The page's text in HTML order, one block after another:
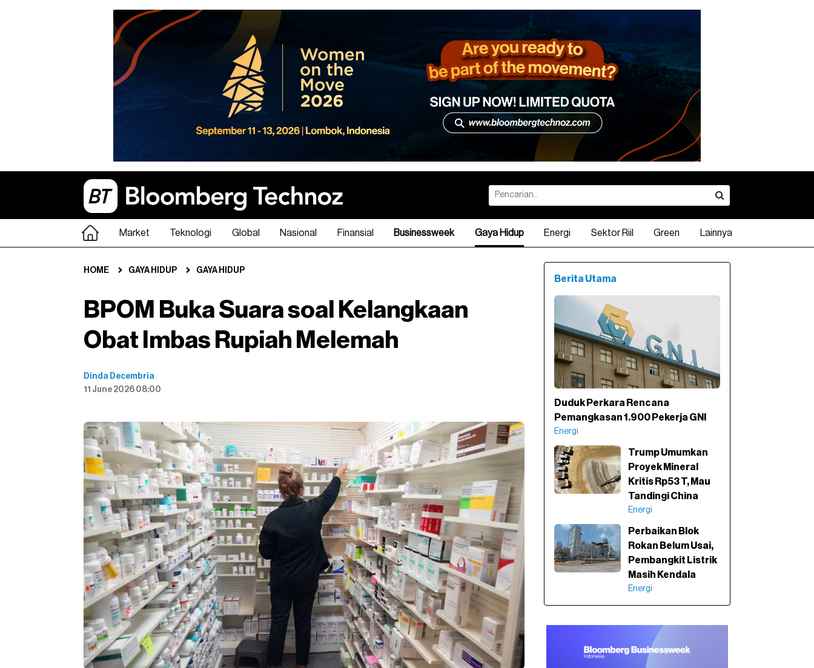
Market Teknologi Global Nasional Finansial Businessweek Gaya Hidup Energi Sektor Riil Green Lainnya
HOME GAYA HIDUP GAYA HIDUP
BPOM Buka Suara soal Kelangkaan
Obat Imbas Rupiah Melemah
Dinda Decembria
11 June 2026 08:00
Berita Utama
Duduk Perkara Rencana
Pemangkasan 1.900 Pekerja GNI
Energi
Trump Umumkan
Proyek Mineral
Kritis Rp53 T, Mau
Tandingi China
Energi
Perbaikan Blok
Rokan Belum Usai,
Pembangkit Listrik
Masih Kendala
Energi